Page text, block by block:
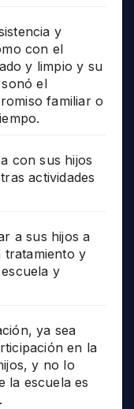
y
con el
y limpio y su
el
familiar o
con sus hijos
actividades
a sus hijos a
tratamiento y
y
ya sea
en la
y no lo
la escuela es